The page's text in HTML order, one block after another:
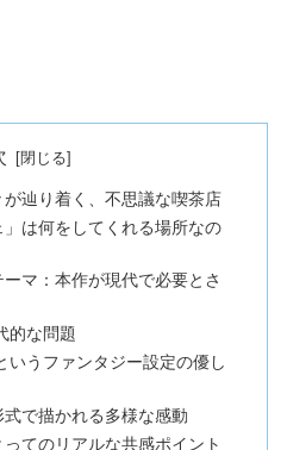
辿り着く、不思議な喫茶店
は何をしてくれる場所なの
マ：本作が現代で必要とさ
的な問題
いうファンタジー設定の優し
で描かれる多様な感動
てのリアルな共感ポイント